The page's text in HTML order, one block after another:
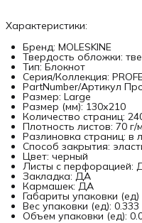
Характеристики:
Бренд: MOLESKINE
Твердость обложки:
Тип: Блокнот
Серия/Коллекция:
PartNumber/Артикул
Размер: Large
Размер (мм): 130х210
Количество страниц:
Плотность листов: 70 г/
Разлиновка страниц: в
Способ закрытия:
Цвет: черный
Листы с перфорацией:
Закладка: ДА
Кармашек: ДА
Габариты упаковки
Вес упаковки (ед): 0.333
Объем упаковки (ед):